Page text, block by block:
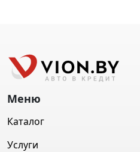
Меню
Каталог
Услуги